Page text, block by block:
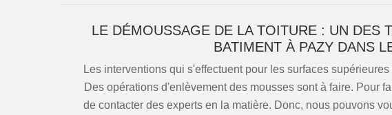
LE DÉMOUSSAGE DE LA TOITURE : UN DES
BATIMENT À PAZY DANS
Les interventions qui s'effectuent pour les surfaces
Des opérations d'enlèvement des mousses sont à faire. Pour
de contacter des experts en la matière. Donc, nous pouvons